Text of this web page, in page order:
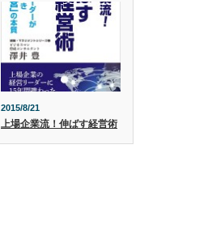
2015/8/21
上場企業流！伸ばす経営術